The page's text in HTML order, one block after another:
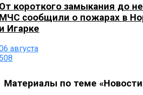
короткого замыкания до
сообщили о пожарах в
Игарке
августа
Материалы по теме